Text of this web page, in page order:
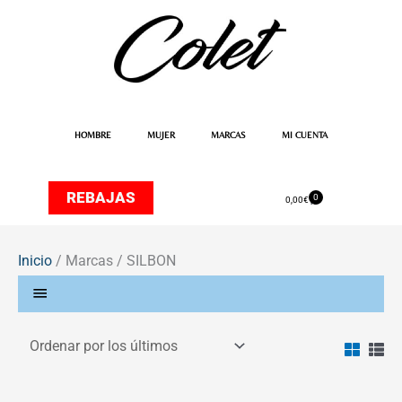
HOMBRE MUJER MARCAS MI CUENTA
REBAJAS 0,00€ 0
Carrito
Inicio / Marcas / SILBON